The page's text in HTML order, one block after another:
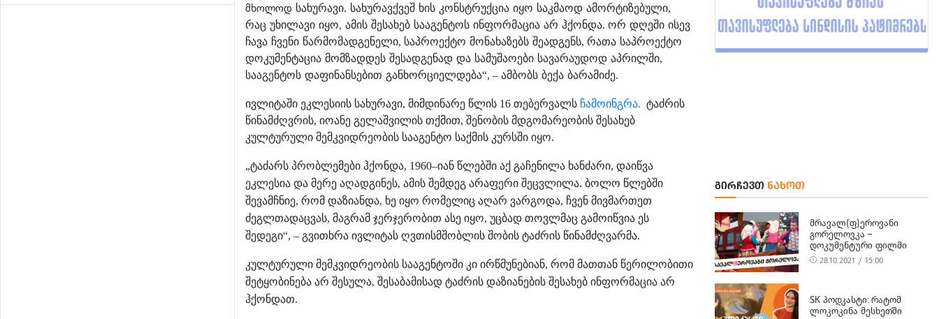
მხოლოდ სახურავი. სახურავქვეშ ხის კონსტრუქცია იყო საკმაოდ ამორტიზებული,
რაც უხილავი იყო, ამის შესახებ სააგენტოს ინფორმაცია არ ჰქონდა. ორ დღეში ისევ
ჩავა ჩვენი წარმომადგენელი, საპროექტო მონახაზებს შეადგენს, რათა საპროექტო
დოკუმენტაცია მომზადდეს შესადგენად და სამუშაოები სავარაუდოდ აპრილში,
სააგენტოს დაფინანსებით განხორციელდება“, – ამბობს ბექა ბარამიძე.
ივლიტაში ეკლესიის სახურავი, მიმდინარე წლის 16 თებერვალს ჩამოინგრა. ტაძრის
წინამძღვრის, იოანე გელაშვილის თქმით, შენობის მდგომარეობის შესახებ
კულტურული მემკვიდრეობის სააგენტო საქმის კურსში იყო.
„ტაძარს პრობლემებიჰქონდა, 1960–იან წლებშიაქგაჩენილა ხანძარი, დაიწვა
ეკლესიადამერეაღადგინეს, ამისშემდეგარაფერი შეცვლილა. ბოლო წლებში
შევამჩნიე, რომდაზიანდა, ხეიყო რომელიცაღარ ვარგოდა, ჩვენმივმართეთ
ძეგლთადაცვას, მაგრამჯერჯერობით ასეიყო, უცბადთოვლმაცგამოიწვია ეს
შედეგი“, – გვითხრაივლიტასღვთისმშობლისშობისტაძრის წინამძღვარმა.
კულტურულიმემკვიდრეობის სააგენტოში კიირწმუნებიან, რომმათთან წერილობითი
შეტყობინებაარ შესულა, შესაბამისადტაძრისდაზიანებისშესახებინფორმაციაარ
ჰქონდათ.
ᲒᲘᲠᲩᲔᲕᲗ ᲜᲐᲮᲝᲗ
ᲛᲠᲐᲕᲐᲚ(Ფ)ᲔᲠᲝᲕᲐᲜᲘ
ᲒᲝᲠᲔᲚᲝᲕᲙᲐ –
ᲓᲝᲙᲣᲛᲔᲜᲢᲣᲠᲘ ᲤᲘᲚᲛᲘ
28.10.2021 / 15:00
SK ᲞᲝᲓᲙᲐᲡᲢᲘ: ᲠᲐᲢᲝᲛ
ᲚᲝᲙᲝᲙᲘᲜᲐ ᲛᲔᲡᲮᲔᲗᲨᲘ